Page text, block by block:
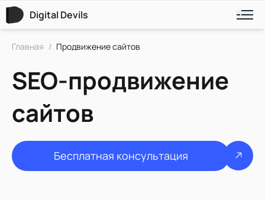
Digital Devils
Главная / Продвижение сайтов
SEO-продвижение
сайтов
Бесплатная консультация